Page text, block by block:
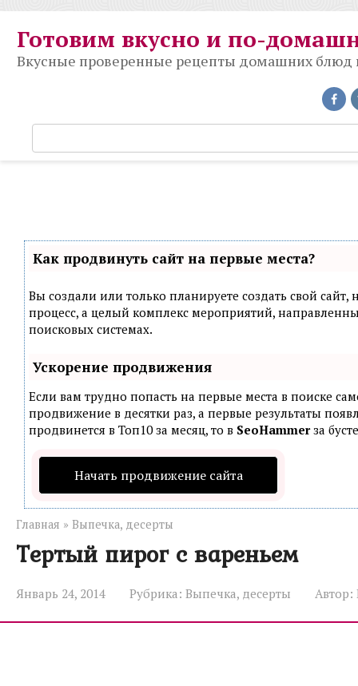
контенту
Готовим вкусно и по-
Вкусные проверенные рецепты домашних блюд
о
Как продвинуть сайт на первые места?
Вы создали или только планируете создать свой
процесс, а целый комплекс мероприятий,
поисковых системах.
Ускорение продвижения
Если вам трудно попасть на первые места в поиске
продвижение в десятки раз, а первые результаты
продвинется в Топ10 за месяц, то в SeoHammerза
Начать продвижение сайта
Главная » Выпечка, десерты
Тертый пирог с вареньем
Январь 24, 2014 Рубрика: Выпечка, десерты Автор: